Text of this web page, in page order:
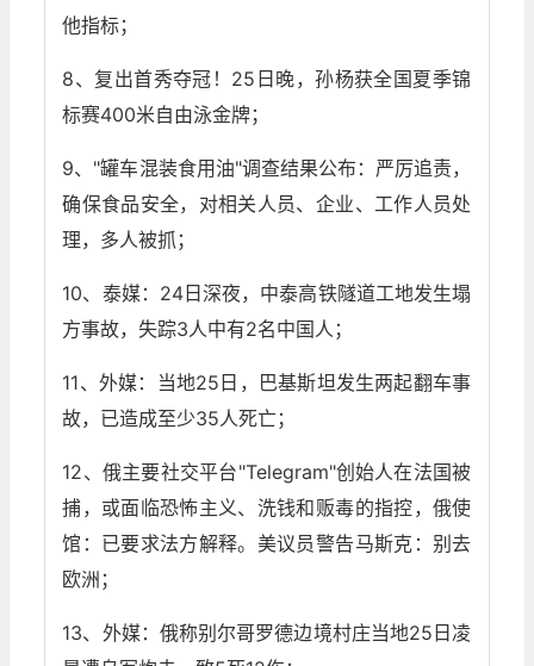
他指标；
8、复出首秀夺冠！25日晚，孙杨获全国夏季锦
标赛400米自由泳金牌；
9、"罐车混装食用油"调查结果公布：严厉追责，
确保食品安全，对相关人员、企业、工作人员处
理，多人被抓；
10、泰媒：24日深夜，中泰高铁隧道工地发生塌
方事故，失踪3人中有2名中国人；
11、外媒：当地25日，巴基斯坦发生两起翻车事
故，已造成至少35人死亡；
12、俄主要社交平台"Telegram"创始人在法国被
捕，或面临恐怖主义、洗钱和贩毒的指控，俄使
馆：已要求法方解释。美议员警告马斯克：别去
欧洲；
13、外媒：俄称别尔哥罗德边境村庄当地25日凌